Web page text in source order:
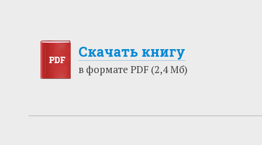
Скачать книгу
в формате PDF (2,4 Мб)